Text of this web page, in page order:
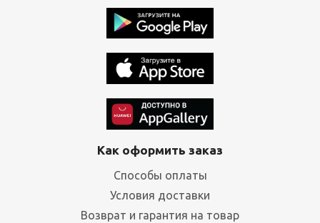
Как оформить заказ
Способы оплаты
Условия доставки
Возврат и гарантия на товар